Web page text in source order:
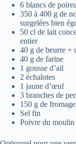
6 blancs de
350 à 400 g de
surgelées bien
50 cl de lait
entier
40 g de beurre +
40 g de farine
1 gousse d’ail
2 échalotes
1 jaune d’œuf
3 branches de
150 g de
Sel fin
Poivre du moulin